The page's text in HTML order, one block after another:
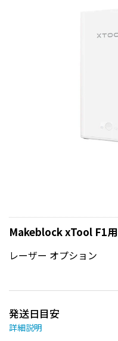
Makeblock xTool F1
レーザー オプション
発送日目安
詳細説明